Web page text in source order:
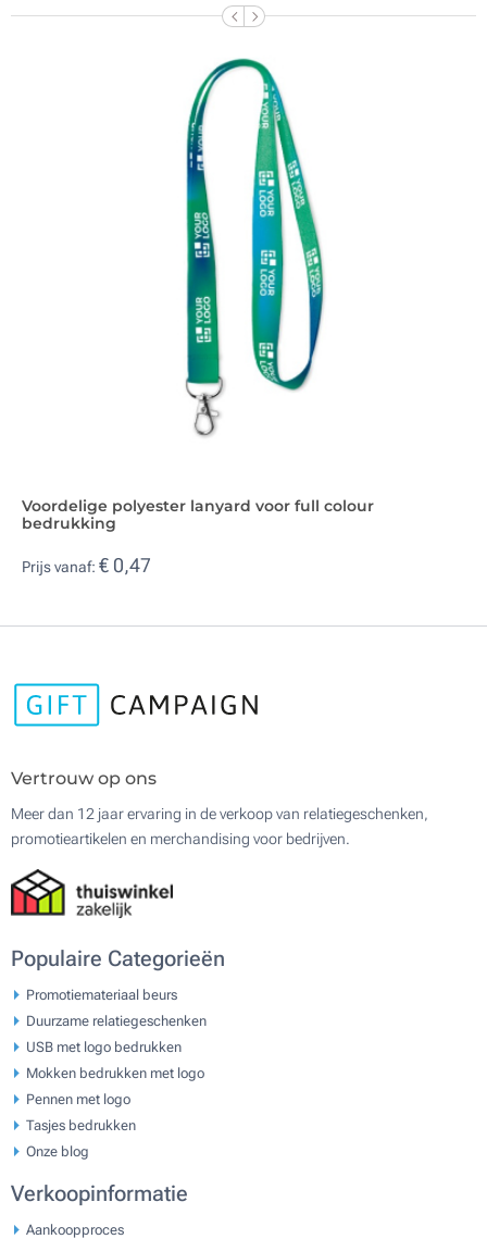
Voordelige polyester lanyard voor full colour
bedrukking
Prijs vanaf: € 0,47
Vertrouw op ons
Meer dan 12 jaar ervaring in de verkoop van relatiegeschenken,
promotieartikelen en merchandising voor bedrijven.
Populaire Categorieën
Promotiemateriaal beurs
Duurzame relatiegeschenken
USB met logo bedrukken
Mokken bedrukken met logo
Pennen met logo
Tasjes bedrukken
Onze blog
Verkoopinformatie
Aankoopproces